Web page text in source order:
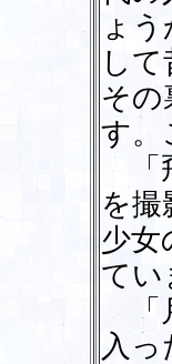
ょ
し
その
す。
「
を
少女
てい
「
入